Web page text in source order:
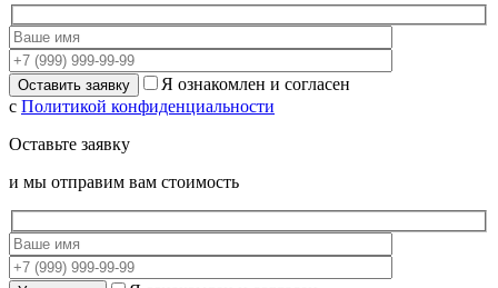
Я ознакомлен и согласен
с Политикой конфиденциальности
Оставьте заявку
и мы отправим вам стоимость